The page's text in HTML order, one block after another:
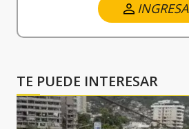
INGRESA
TE PUEDE INTERESAR